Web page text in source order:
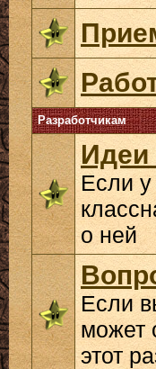
Разработчикам
Идеи
Если
о ней
Если
может
этот